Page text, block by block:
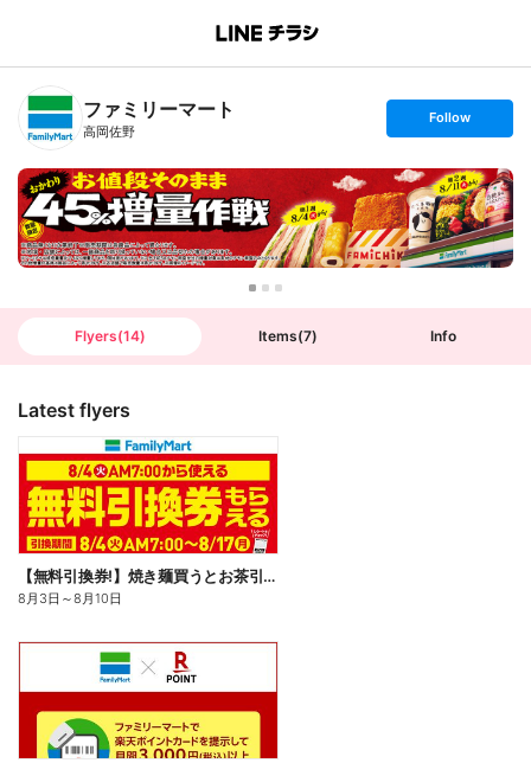
B
n
T
ファミリーマート
高岡佐野
s
t
o
l
l
o
w
Follow
Flyers(14) Items(7) Info
Latest flyers
【無料引換券!】焼き麺買うとお茶引換券貰える!
8月3日 ～8月10日